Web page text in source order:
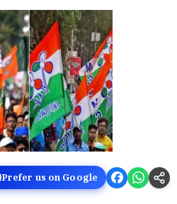
Prefer us on Google